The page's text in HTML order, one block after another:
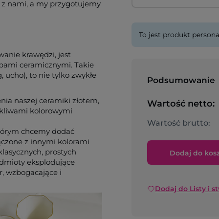
nami, a my przygotujemy
krawędzi, jest
ceramicznymi. Takie
ucho), to nie tylko zwykłe
naszej ceramiki złotem,
kolorowymi
chcemy dodać
z innymi kolorami
prostych
eksplodujące
wzbogacające i
To jest produkt
Podsumowanie
Wartość netto:
Wartość brutto:
Dodaj do
Dodaj do Listy i